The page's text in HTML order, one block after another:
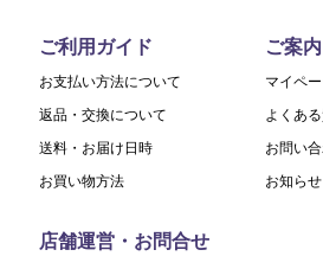
ご利用ガイド
お支払い方法について
返品・交換について
送料・お届け日時
お買い物方法
ご案内
マイペ
よくあ
お問い
お知らせ
店舗運営・お問合せ